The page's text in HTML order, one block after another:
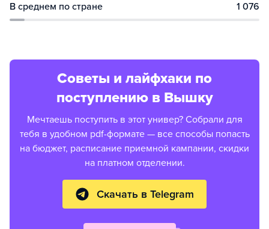
В среднем по стране 1 076
Советы и лайфхаки по
поступлению в Вышку
Мечтаешь поступить в этот универ? Собрали для
тебя в удобном pdf-формате — все способы попасть
на бюджет, расписание приемной кампании, скидки
на платном отделении.
Скачать в Telegram